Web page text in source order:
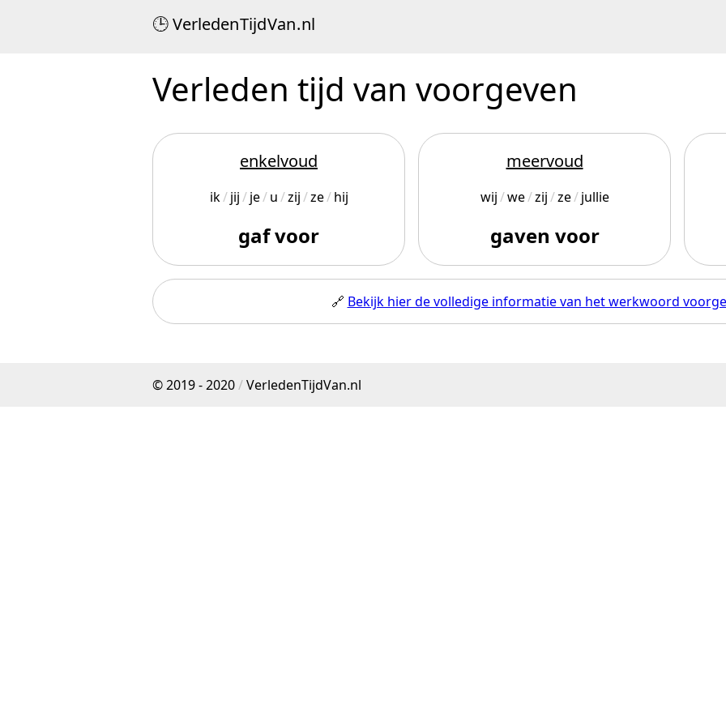
VerledenTijdVan.nl
Verleden tijd van voorgeven
enkelvoud
ik jij je u zij ze hij
gaf voor
meervoud
wij we zij ze jullie
gaven voor
🔗 Bekijk hier de volledige informatie van het werkwoord
© 2019 - 2020/VerledenTijdVan.nl